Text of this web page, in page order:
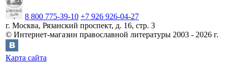
8 800 775-39-10 +7 926 926-04-27
г. Москва, Рязанский проспект, д. 16, стр. 3
© Интернет-магазин православной литературы 2003 - 2026 г.
Карта сайта